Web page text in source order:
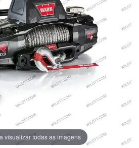
visualizar todas as imagens